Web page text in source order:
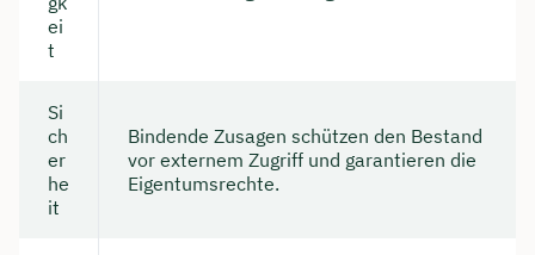
ei
t
Si
ch
er
he
it
Bindende Zusagen schützen den Bestand
vor externem Zugriff und garantieren die
Eigentumsrechte.